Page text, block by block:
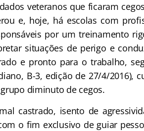
veteranos que ficaram
e, hoje, há escolas com
por um treinamento
situações de perigo e
e pronto para o trabalho,
B-3, edição de 27/4/2016),
diminuto de cegos.
castrado, isento de
o fim exclusivo de guiar